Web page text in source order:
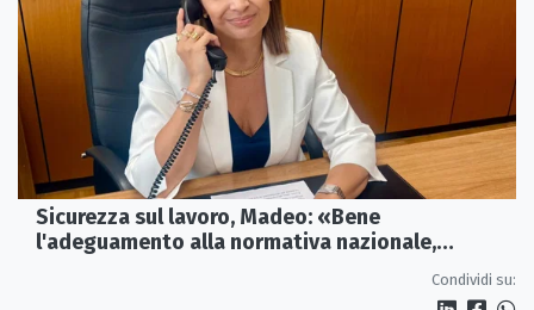
Sicurezza sul lavoro, Madeo: «Bene
l'adeguamento alla normativa nazionale,
Condividi su: